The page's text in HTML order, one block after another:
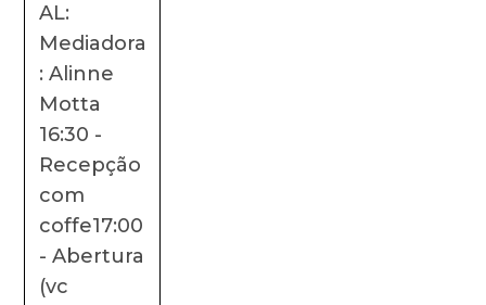
AL:
Mediadora
: Alinne
Motta
16:30 -
Recepção
com
coffe17:00
- Abertura
(vc